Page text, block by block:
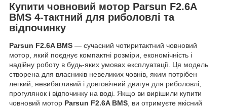
Купити човновий мотор Parsun F2.6A
BMS 4-тактний для риболовлі та
відпочинку
Parsun F2.6A BMS — сучасний чотиритактний човновий
мотор, який поєднує компактні розміри, економічність і
надійну роботу в будь-яких умовах експлуатації. Ця модель
створена для власників невеликих човнів, яким потрібен
легкий, невибагливий і довговічний двигун для риболовлі,
прогулянок і відпочинку на воді. Якщо ви вирішили купити
човновий мотор Parsun F2.6A BMS, ви отримуєте якісний